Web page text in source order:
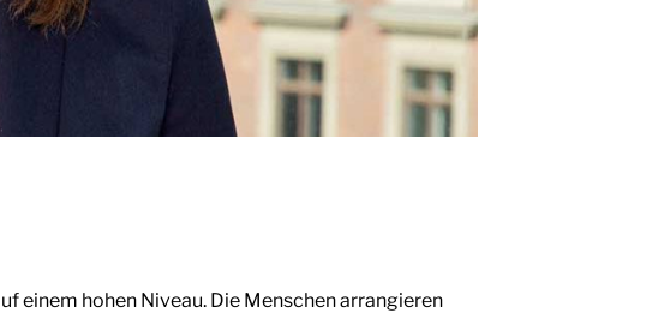
einem hohen Niveau. Die Menschen arrangieren